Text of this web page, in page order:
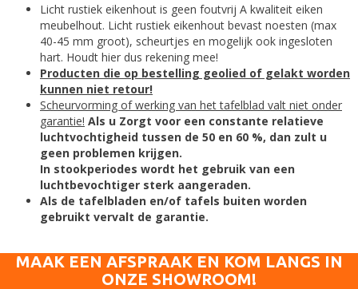
Licht rustiek eikenhout is geen foutvrij A kwaliteit eiken
meubelhout. Licht rustiek eikenhout bevast noesten (max
40-45 mm groot), scheurtjes en mogelijk ook ingesloten
hart. Houdt hier dus rekening mee!
Producten die op bestelling geolied of gelakt worden
kunnen niet retour!
Scheurvorming of werking van het tafelblad valt niet onder
garantie! Als u Zorgt voor een constante relatieve
luchtvochtigheid tussen de 50 en 60 %, dan zult u
geen problemen krijgen.
In stookperiodes wordt het gebruik van een
luchtbevochtiger sterk aangeraden.
Als de tafelbladen en/of tafels buiten worden
gebruikt vervalt de garantie.
MAAK EEN AFSPRAAK EN KOM LANGS IN
ONZE SHOWROOM!